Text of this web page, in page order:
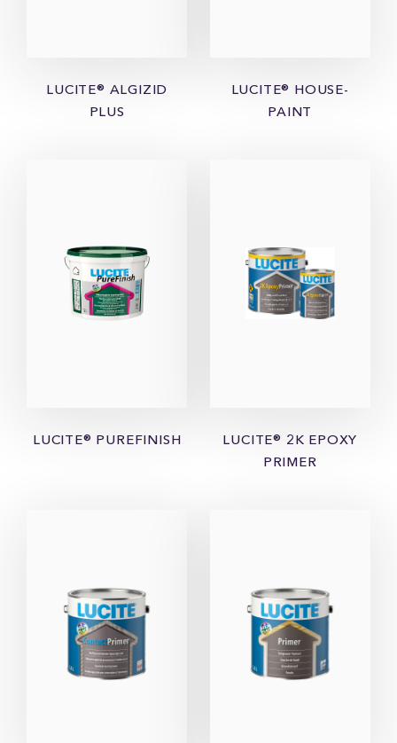
LUCITE® ALGIZID
PLUS
LUCITE® HOUSE-
PAINT
LUCITE® PUREFINISH
LUCITE® 2K EPOXY
PRIMER